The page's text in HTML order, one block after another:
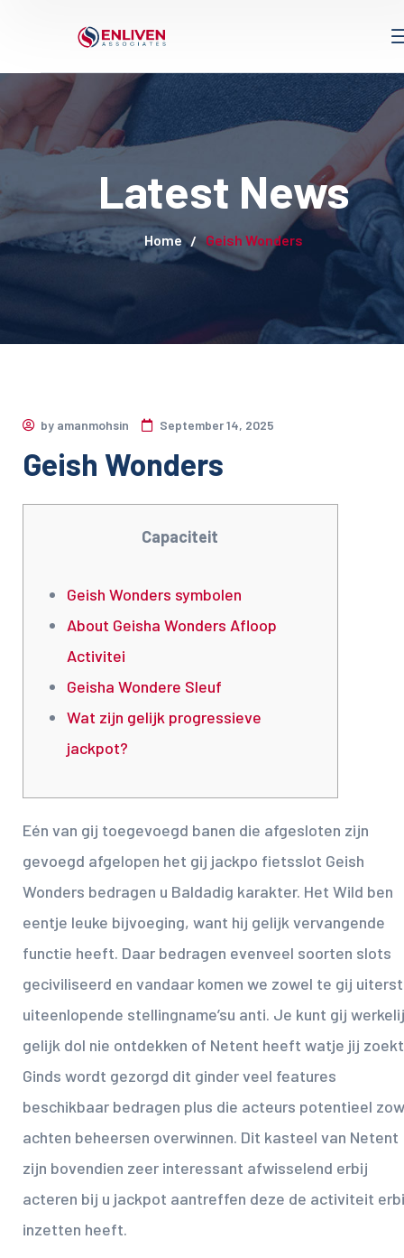
Home Geish Wonders
Latest News
by amanmohsin September 14, 2025
Geish Wonders
Capaciteit
Geish Wonders symbolen
About Geisha Wonders Afloop
Activitei
Geisha Wondere Sleuf
Wat zijn gelijk progressieve
jackpot?
Eén van gij toegevoegd banen die afgesloten zijn
gevoegd afgelopen het gij jackpo fietsslot Geish
Wonders bedragen u Baldadig karakter. Het Wild ben
eentje leuke bijvoeging, want hij gelijk vervangende
functie heeft. Daar bedragen evenveel soorten slots
geciviliseerd en vandaar komen we zowel te gij uiterst
uiteenlopende stellingname’su anti. Je kunt gij
gelijk dol nie ontdekken of Netent heeft watje jij
Ginds wordt gezorgd dit ginder veel features
beschikbaar bedragen plus die acteurs potentieel
achten beheersen overwinnen. Dit kasteel van Netent
zijn bovendien zeer interessant afwisselend erbij
acteren bij u jackpot aantreffen deze de activiteit
inzetten heeft.